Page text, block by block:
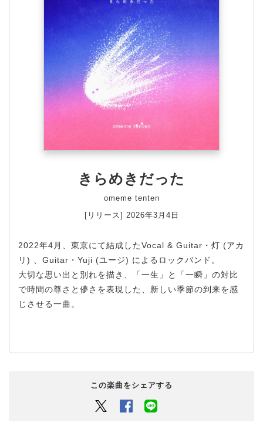
きらめきだった
omeme tenten
[リリース] 2026年3月4日
2022年4月、東京にて結成したVocal & Guitar・灯 (アカ
リ) 、Guitar・Yuji (ユージ) によるロックバンド。
大切な思い出と別れを描き、「一生」と「一瞬」の対比
で時間の尊さと儚さを表現した、新しい季節の到来を感
じさせる一曲。
この楽曲をシェアする
Twitter Facebook